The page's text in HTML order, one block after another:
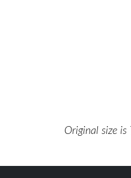
Original size is